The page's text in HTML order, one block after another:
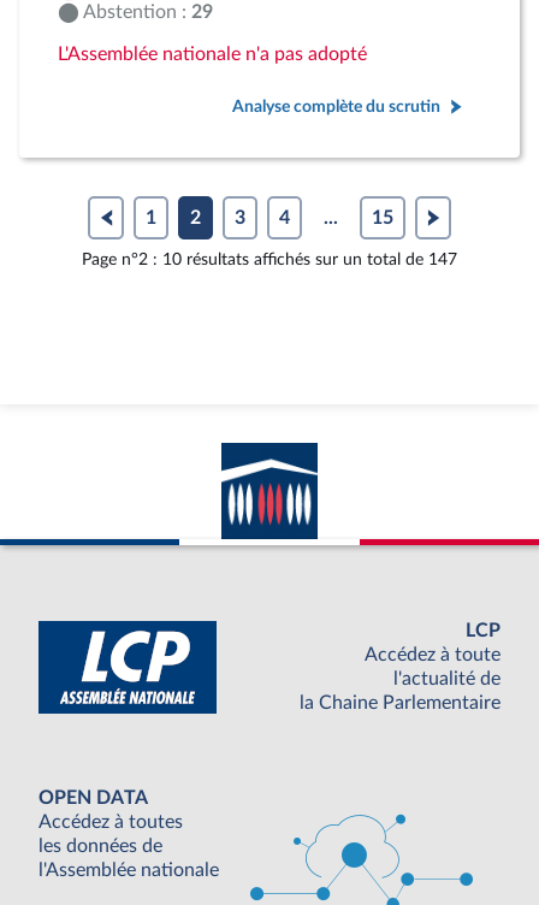
Abstention : 29
L'Assemblée nationale n'a pas adopté
Analyse complète du scrutin
1 2 3 4 ... 15
Page n°2 : 10 résultats affichés sur un total de 147
LCP
Accédez à toute
l'actualité de
la Chaine Parlementaire
OPEN DATA
Accédez à toutes
les données de
l'Assemblée nationale